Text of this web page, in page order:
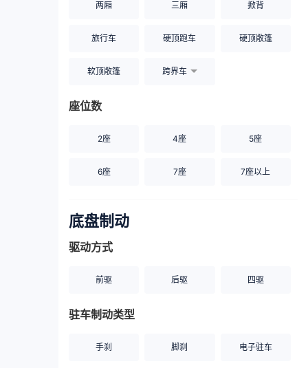
两厢 三厢 掀背
旅行车 硬顶跑车 硬顶敞篷
软顶敞篷 跨界车
座位数
2座 4座 5座
6座 7座 7座以上
底盘制动
驱动方式
前驱 后驱 四驱
驻车制动类型
手刹 脚刹 电子驻车